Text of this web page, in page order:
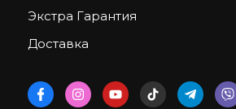
Экстра Гарантия
Доставка